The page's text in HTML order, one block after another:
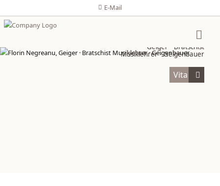
E-Mail
Florin Negreanu
Geiger · Bratschist
Musiklehrer · Geigenbauer
Vita